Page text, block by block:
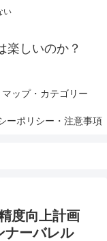
い
楽しいのか？
ップ・カテゴリー
ーポリシー・注意事項
度向上計画
ナーバレル